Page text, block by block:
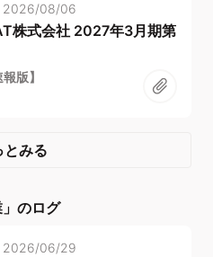
2026/08/06
株式会社 2027年3月期第
版】
とみる
」のログ
2026/06/29